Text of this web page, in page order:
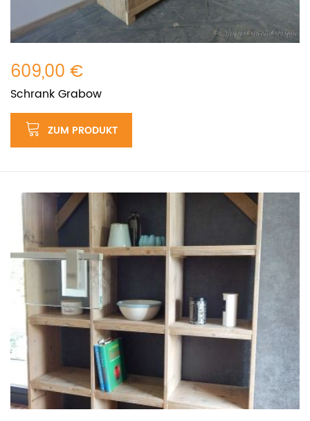
609,00 €
Schrank Grabow
ZUM PRODUKT